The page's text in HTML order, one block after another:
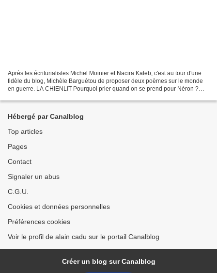
Après les écriturialistes Michel Moinier et Nacira Kateb, c'est au tour d'une
fidèle du blog, Michèle Barguètou de proposer deux poèmes sur le monde
en guerre. LA CHIENLIT Pourquoi prier quand on se prend pour Néron ?
Hébergé par Canalblog
Top articles
Pages
Contact
Signaler un abus
C.G.U.
Cookies et données personnelles
Préférences cookies
Voir le profil de alain cadu sur le portail Canalblog
Créer un blog sur Canalblog